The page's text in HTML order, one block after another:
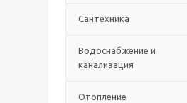
Сантехника
Водоснабжение и
канализация
Отопление